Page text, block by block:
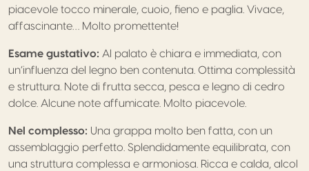
piacevole tocco minerale, cuoio, fieno e paglia. Vivace,
affascinante… Molto promettente!
Esame gustativo: Al palato è chiara e immediata, con
un’influenza del legno ben contenuta. Ottima complessità
e struttura. Note di frutta secca, pesca e legno di cedro
dolce. Alcune note affumicate. Molto piacevole.
Nel complesso: Una grappa molto ben fatta, con un
assemblaggio perfetto. Splendidamente equilibrata, con
una struttura complessa e armoniosa. Ricca e calda, alcol